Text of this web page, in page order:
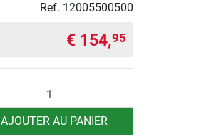
Ref. 12005500500
€ 154,95
AJOUTER AU PANIER